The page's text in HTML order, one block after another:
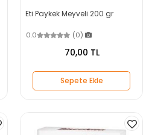
Eti Paykek Meyveli 200 gr
0.0 (0)
70,00 TL
Sepete Ekle